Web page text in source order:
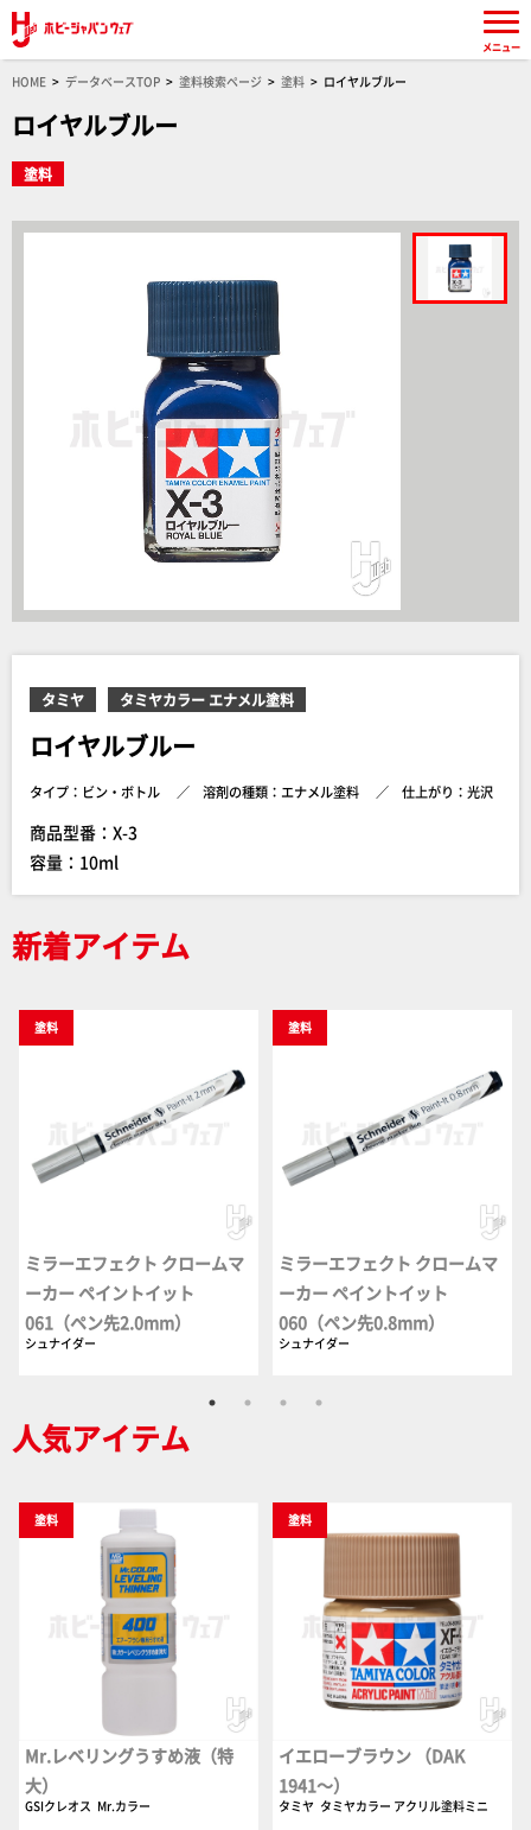
HOME データベースTOP 塗料検索ページ 塗料 ロイヤルブルー
ロイヤルブルー
塗料
タミヤ タミヤカラー エナメル塗料
ロイヤルブルー
タイプ：ビン・ボトル 溶剤の種類：エナメル塗料 仕上がり：光沢
商品型番：X-3
容量：10ml
新着アイテム
塗料
ミラーエフェクト クロームマ
ーカー ペイントイット
061（ペン先2.0mm）
シュナイダー
塗料
ミラーエフェクト クロームマ
ーカー ペイントイット
060（ペン先0.8mm）
シュナイダー
人気アイテム
塗料
Mr.レベリングうすめ液（特
大）
GSIクレオス Mr.カラー
塗料
イエローブラウン （DAK
1941～）
タミヤ タミヤカラー アクリル塗料ミニ
メニュー